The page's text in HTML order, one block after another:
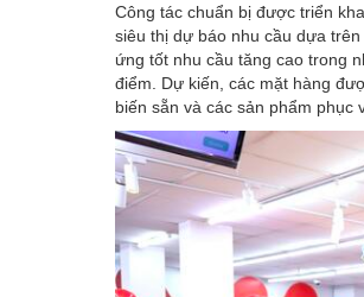
Công tác chuẩn bị được triển
siêu thị dự báo nhu cầu dựa
ứng tốt nhu cầu tăng cao trong
điểm. Dự kiến, các mặt hàng
biến sẵn và các sản phẩm phục